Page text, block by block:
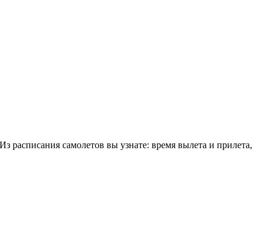
самолетов вы узнате: время вылета и прилета,